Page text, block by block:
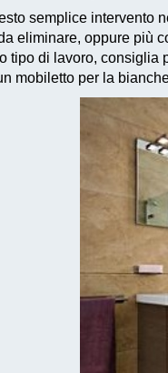
semplice intervento
eliminare, oppure più
tipo di lavoro, consiglia
mobiletto per la